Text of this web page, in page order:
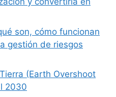
son, cómo funcionan
gestión de riesgos
(Earth Overshoot
2030